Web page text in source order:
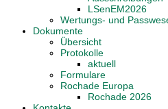
LSenEM2026
Wertungs- und
Dokumente
Übersicht
Protokolle
aktuell
Formulare
Rochade Europa
Rochade 2026